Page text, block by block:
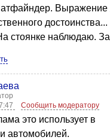
Выражение
достоинства...
стоянке наблюдаю.
Сообщить модератору
это использует в
автомобилей.